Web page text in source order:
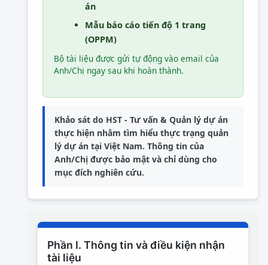
án
Mẫu báo cáo tiến độ 1 trang
(OPPM)
Bộ tài liệu được gửi tự động vào email của
Anh/Chị ngay sau khi hoàn thành.
Khảo sát do HST - Tư vấn & Quản lý dự án
thực hiện nhằm tìm hiểu thực trạng quản
lý dự án tại Việt Nam. Thông tin của
Anh/Chị được bảo mật và chỉ dùng cho
mục đích nghiên cứu.
Phần I. Thông tin và điều kiện nhận
tài liệu